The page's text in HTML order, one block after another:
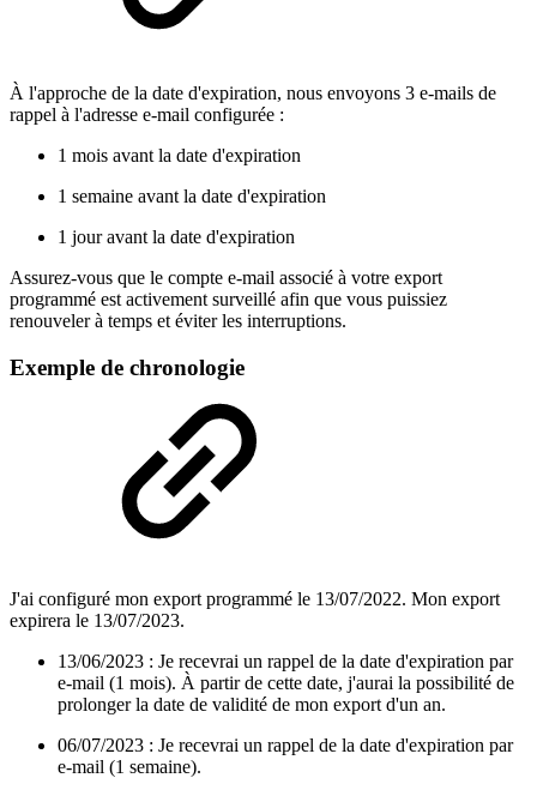
À l'approche de la date d'expiration, nous envoyons 3 e-mails de
rappel à l'adresse e-mail configurée :
1 mois avant la date d'expiration
1 semaine avant la date d'expiration
1 jour avant la date d'expiration
Assurez-vous que le compte e-mail associé à votre export
programmé est activement surveillé afin que vous puissiez
renouveler à temps et éviter les interruptions.
Exemple de chronologie
J'ai configuré mon export programmé le 13/07/2022. Mon export
expirera le 13/07/2023.
13/06/2023 : Je recevrai un rappel de la date d'expiration par
e-mail (1 mois). À partir de cette date, j'aurai la possibilité de
prolonger la date de validité de mon export d'un an.
06/07/2023 : Je recevrai un rappel de la date d'expiration par
e-mail (1 semaine).